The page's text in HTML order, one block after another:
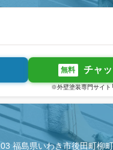
無料 チャ
※外壁塗装専門サイト
福島県いわき市後田町柳